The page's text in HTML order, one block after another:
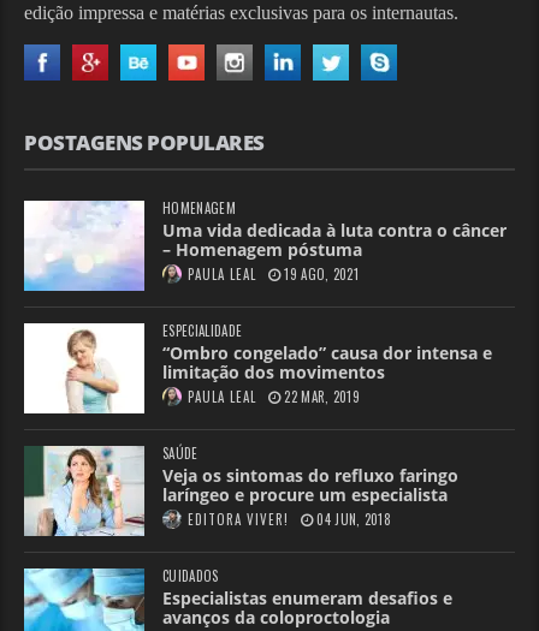
edição impressa e matérias exclusivas para os internautas.
POSTAGENS POPULARES
HOMENAGEM
Uma vida dedicada à luta contra o câncer
– Homenagem póstuma
PAULA LEAL 19 AGO, 2021
ESPECIALIDADE
“Ombro congelado” causa dor intensa e
limitação dos movimentos
PAULA LEAL 22 MAR, 2019
SAÚDE
Veja os sintomas do refluxo faringo
laríngeo e procure um especialista
EDITORA VIVER! 04 JUN, 2018
CUIDADOS
Especialistas enumeram desafios e
avanços da coloproctologia